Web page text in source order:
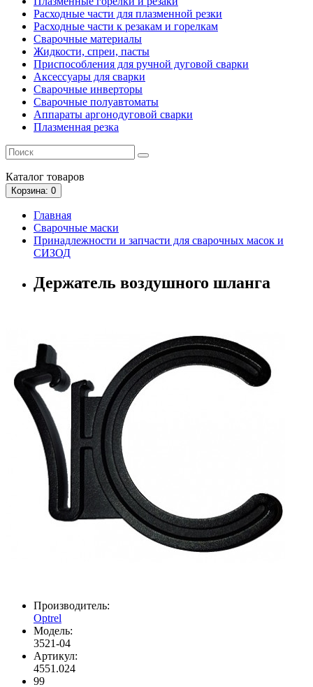
Расходные части для плазменной резки
Расходные части к резакам и горелкам
Сварочные материалы
Жидкости, спреи, пасты
Приспособления для ручной дуговой сварки
Аксессуары для сварки
Сварочные инверторы
Сварочные полуавтоматы
Аппараты аргонодуговой сварки
Плазменная резка
Каталог товаров
Корзина: 0
Главная
Сварочные маски
Принадлежности и запчасти для сварочных масок и
СИЗОД
Держатель воздушного шланга
Производитель:
Optrel
Модель:
3521-04
Артикул:
4551.024
99